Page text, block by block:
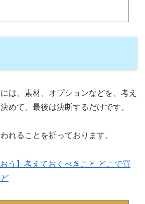
しょう。>>> 【フルートを買おう...
は、素材、オプションなどを、考え
めて、最後は決断するだけです。
れることを祈っております。
おう】考えておくべきこと どこで買